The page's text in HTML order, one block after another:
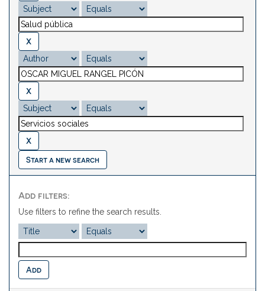
Start a new search
Add filters:
Use filters to refine the search results.